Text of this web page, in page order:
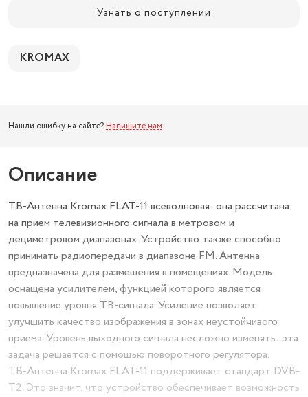
Узнать о поступлении
KROMAX
Нашли ошибку на сайте? Напишите нам.
Описание
ТВ-Антенна Kromax FLAT-11 всеволновая: она рассчитана
на прием телевизионного сигнала в метровом и
дециметровом диапазонах. Устройство также способно
принимать радиопередачи в диапазоне FM. Антенна
предназначена для размещения в помещениях. Модель
оснащена усилителем, функцией которого является
повышение уровня ТВ-сигнала. Усиление позволяет
улучшить качество изображения в зонах неустойчивого
приема. Уровень выходного сигнала несложно изменять: эта
задача решается с помощью поворотного регулятора.
ТВ-Антенна Kromax FLAT-11 поддерживает стандарт DVB-
T2. Это значит, что устройство обеспечивает возможность